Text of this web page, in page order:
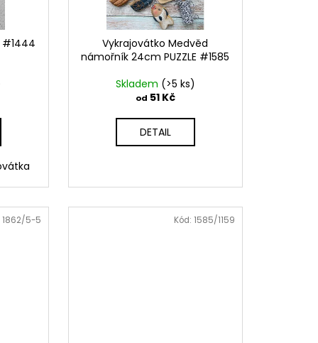
#1444
Vykrajovátko Medvěd
námořník 24cm PUZZLE #1585
Skladem (>5 ks)
od 51 Kč
DETAIL
1862/5-5 Kód: 1585/1159